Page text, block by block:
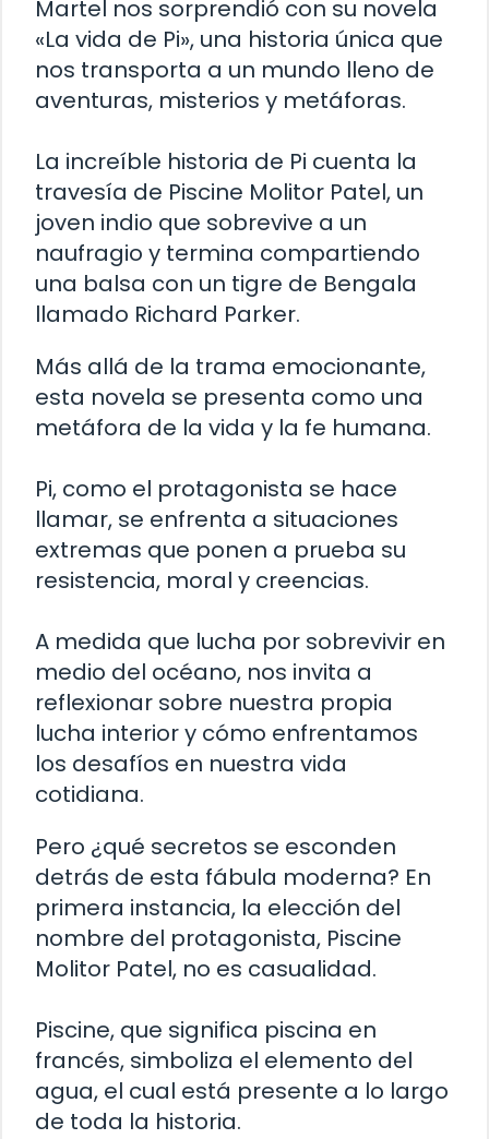
Martel nos sorprendió con su novela
«La vida de Pi», una historia única que
nos transporta a un mundo lleno de
aventuras, misterios y metáforas.
La increíble historia de Pi cuenta la
travesía de Piscine Molitor Patel, un
joven indio que sobrevive a un
naufragio y termina compartiendo
una balsa con un tigre de Bengala
llamado Richard Parker.
Más allá de la trama emocionante,
esta novela se presenta como una
metáfora de la vida y la fe humana.
Pi, como el protagonista se hace
llamar, se enfrenta a situaciones
extremas que ponen a prueba su
resistencia, moral y creencias.
A medida que lucha por sobrevivir en
medio del océano, nos invita a
reflexionar sobre nuestra propia
lucha interior y cómo enfrentamos
los desafíos en nuestra vida
cotidiana.
Pero ¿qué secretos se esconden
detrás de esta fábula moderna? En
primera instancia, la elección del
nombre del protagonista, Piscine
Molitor Patel, no es casualidad.
Piscine, que significa piscina en
francés, simboliza el elemento del
agua, el cual está presente a lo largo
de toda la historia.